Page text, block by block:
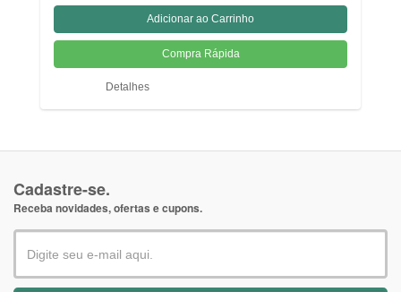
Detalhes
Cadastre-se.
Receba novidades, ofertas e cupons.